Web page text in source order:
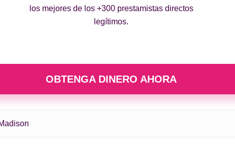
los mejores de los +300 prestamistas directos
legítimos.
OBTENGA DINERO AHORA